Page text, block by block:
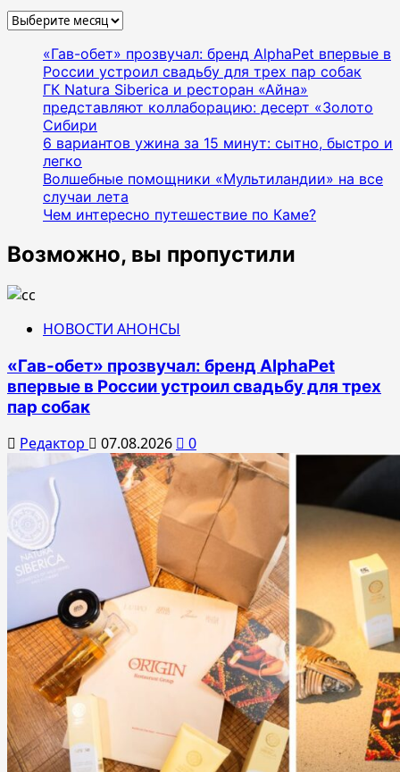
Архивы
«Гав-обет» прозвучал: бренд AlphaPet впервые в
России устроил свадьбу для трех пар собак
ГК Natura Siberica и ресторан «Айна»
представляют коллаборацию: десерт «Золото
Сибири
6 вариантов ужина за 15 минут: сытно, быстро и
легко
Волшебные помощники «Мультиландии» на все
случаи лета
Чем интересно путешествие по Каме?
Возможно, вы пропустили
НОВОСТИ АНОНСЫ
«Гав-обет» прозвучал: бренд AlphaPet
впервые в России устроил свадьбу для трех
пар собак
Редактор 07.08.2026 0